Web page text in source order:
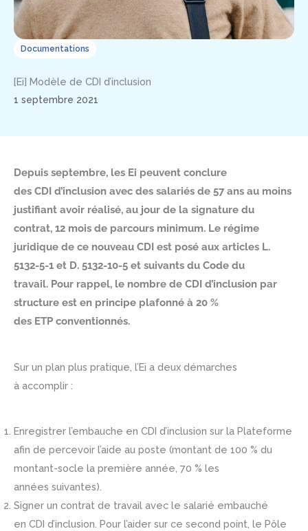
Documentations
[Ei] Modèle de CDI d’inclusion
1 septembre 2021
Depuis septembre, les Ei peuvent conclure
des CDI d’inclusion avec des salariés de 57 ans au moins
justifiant avoir réalisé, au jour de la signature du
contrat, 12 mois de parcours minimum. Le régime
juridique de ce nouveau CDI est posé aux articles L.
5132-5-1 et D. 5132-10-5 et suivants du Code du
travail. Pour rappel, le nombre de CDI d’inclusion par
structure est en principe plafonné à 20 %
des ETP conventionnés.
Sur un plan plus pratique, l’Ei a deux démarches
à accomplir :
Enregistrer l’embauche en CDI d’inclusion sur la Plateforme
afin de percevoir l’aide au poste (montant de 100 % du
montant-socle la première année, 70 % les
années suivantes).
Signer un contrat de travail avec le salarié embauché
en CDI d’inclusion. Pour l’aider sur ce second point, le Pôle